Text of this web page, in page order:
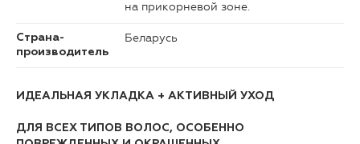
на прикорневой зоне.
Страна-
производитель
Беларусь
ИДЕАЛЬНАЯ УКЛАДКА + АКТИВНЫЙ УХОД
ДЛЯ ВСЕХ ТИПОВ ВОЛОС, ОСОБЕННО